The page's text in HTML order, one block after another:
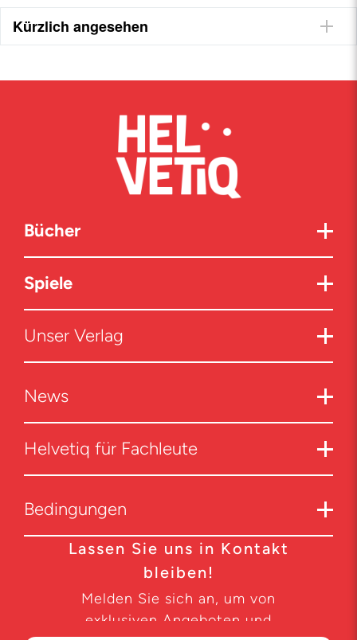
Kürzlich angesehen
Bücher
Spiele
Unser Verlag
News
Helvetiq für Fachleute
Bedingungen
Lassen Sie uns in Kontakt
bleiben!
Melden Sie sich an, um von
exklusiven Angeboten und